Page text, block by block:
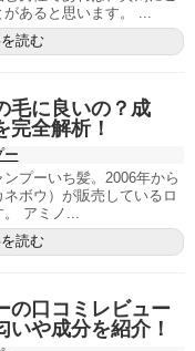
あると思います。 ...
読む
毛に良いの？成
完全解析！
ー
プーいち髪。2006年から
ボウ）が販売しているロ
アミノ...
読む
の口コミレビュー
いや成分を紹介！